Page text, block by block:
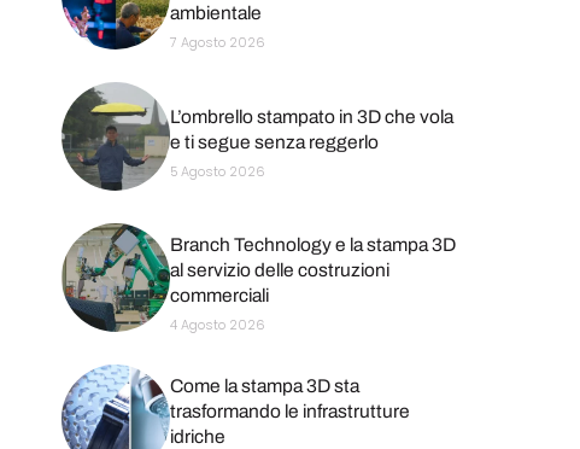
ambientale
7 Agosto 2026
L’ombrello stampato in 3D che vola
e ti segue senza reggerlo
5 Agosto 2026
Branch Technology e la stampa 3D
al servizio delle costruzioni
commerciali
4 Agosto 2026
Come la stampa 3D sta
trasformando le infrastrutture
idriche